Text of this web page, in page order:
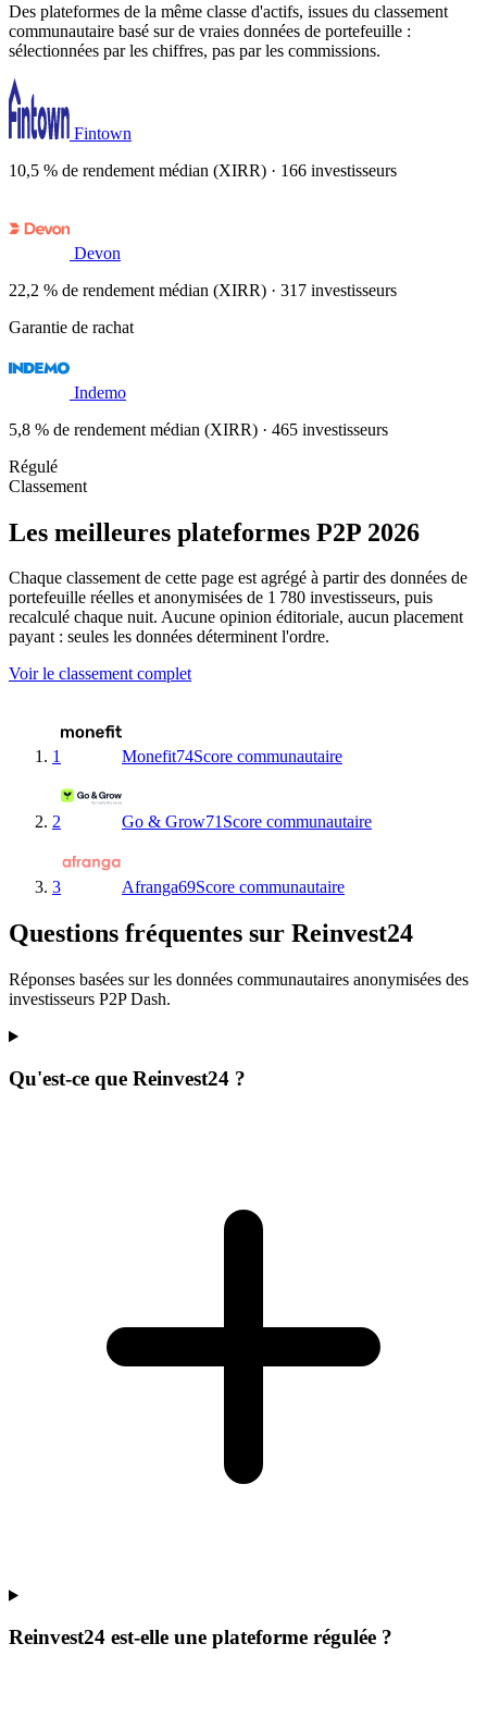
Des plateformes de la même classe d'actifs, issues du classement
communautaire basé sur de vraies données de portefeuille :
sélectionnées par les chiffres, pas par les commissions.
Fintown
10,5 % de rendement médian (XIRR) · 166 investisseurs
Devon
22,2 % de rendement médian (XIRR) · 317 investisseurs
Garantie de rachat
Indemo
5,8 % de rendement médian (XIRR) · 465 investisseurs
Régulé
Classement
Les meilleures plateformes P2P 2026
Chaque classement de cette page est agrégé à partir des données de
portefeuille réelles et anonymisées de 1 780 investisseurs, puis
recalculé chaque nuit. Aucune opinion éditoriale, aucun placement
payant : seules les données déterminent l'ordre.
Voir le classement complet
1 Monefit74Score communautaire
2 Go & Grow71Score communautaire
3 Afranga69Score communautaire
Questions fréquentes sur Reinvest24
Réponses basées sur les données communautaires anonymisées des
investisseurs P2P Dash.
Qu'est-ce que Reinvest24 ?
Reinvest24 est-elle une plateforme régulée ?